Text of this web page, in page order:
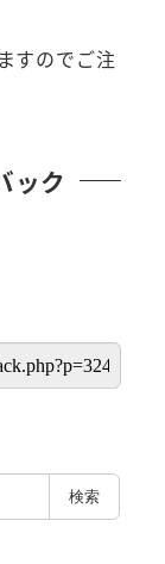
すのでご注
ック
検索